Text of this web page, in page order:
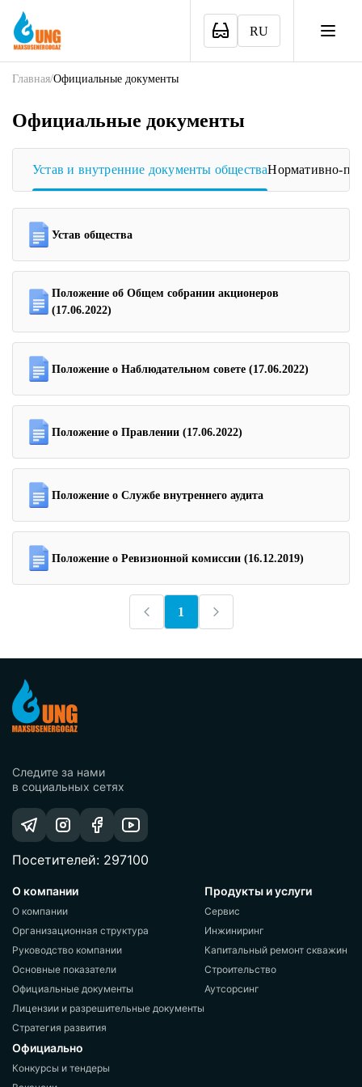
RU
Главная/Официальные документы
Официальные документы
Устав и внутренние документы обществаНормативно-
Устав общества
Положение об Общем собрании акционеров
(17.06.2022)
Положение о Наблюдательном совете (17.06.2022)
Положение о Правлении (17.06.2022)
Положение о Службе внутреннего аудита
Положение о Ревизионной комиссии (16.12.2019)
1
Следите за нами
в социальных сетях
Посетителей: 297100
О компании
О компании
Организационная структура
Руководство компании
Основные показатели
Официальные документы
Лицензии и разрешительные документы
Стратегия развития
Продукты и услуги
Сервис
Инжиниринг
Капитальный ремонт скважин
Строительство
Аутсорсинг
Официально
Конкурсы и тендеры